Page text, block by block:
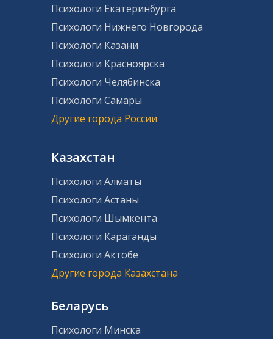
Психологи Екатеринбурга
Психологи Нижнего Новгорода
Психологи Казани
Психологи Красноярска
Психологи Челябинска
Психологи Самары
Другие города России
Казахстан
Психологи Алматы
Психологи Астаны
Психологи Шымкента
Психологи Караганды
Психологи Актобе
Другие города Казахстана
Беларусь
Психологи Минска